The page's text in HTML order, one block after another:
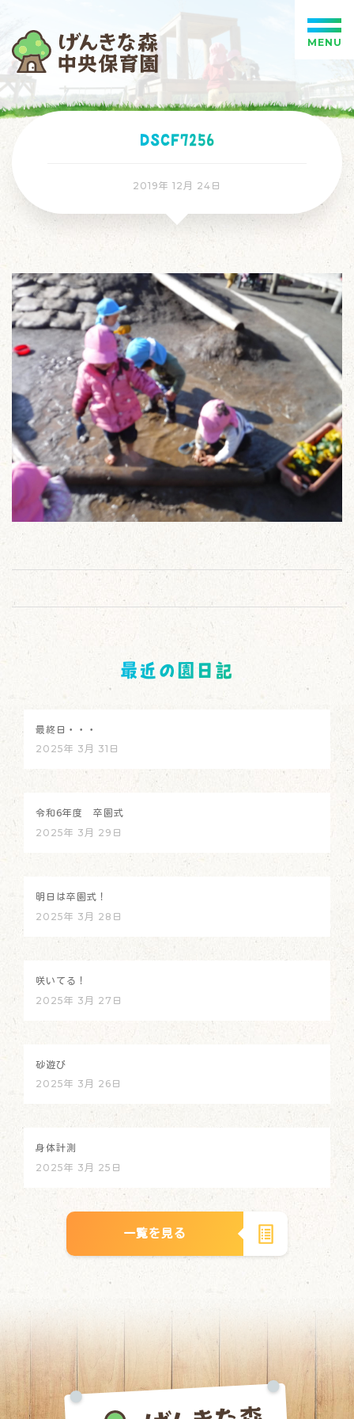
DSCF7256
2019年 12月 24日
最近の園日記
最終日・・・
2025年 3月 31日
令和6年度 卒園式
2025年 3月 29日
明日は卒園式！
2025年 3月 28日
咲いてる！
2025年 3月 27日
砂遊び
2025年 3月 26日
身体計測
2025年 3月 25日
一覧を見る
MENU